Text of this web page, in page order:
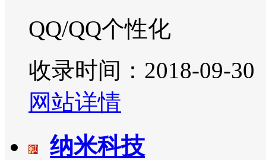
QQ/QQ个性化
收录时间：2018-09-30
网站详情
纳米科技